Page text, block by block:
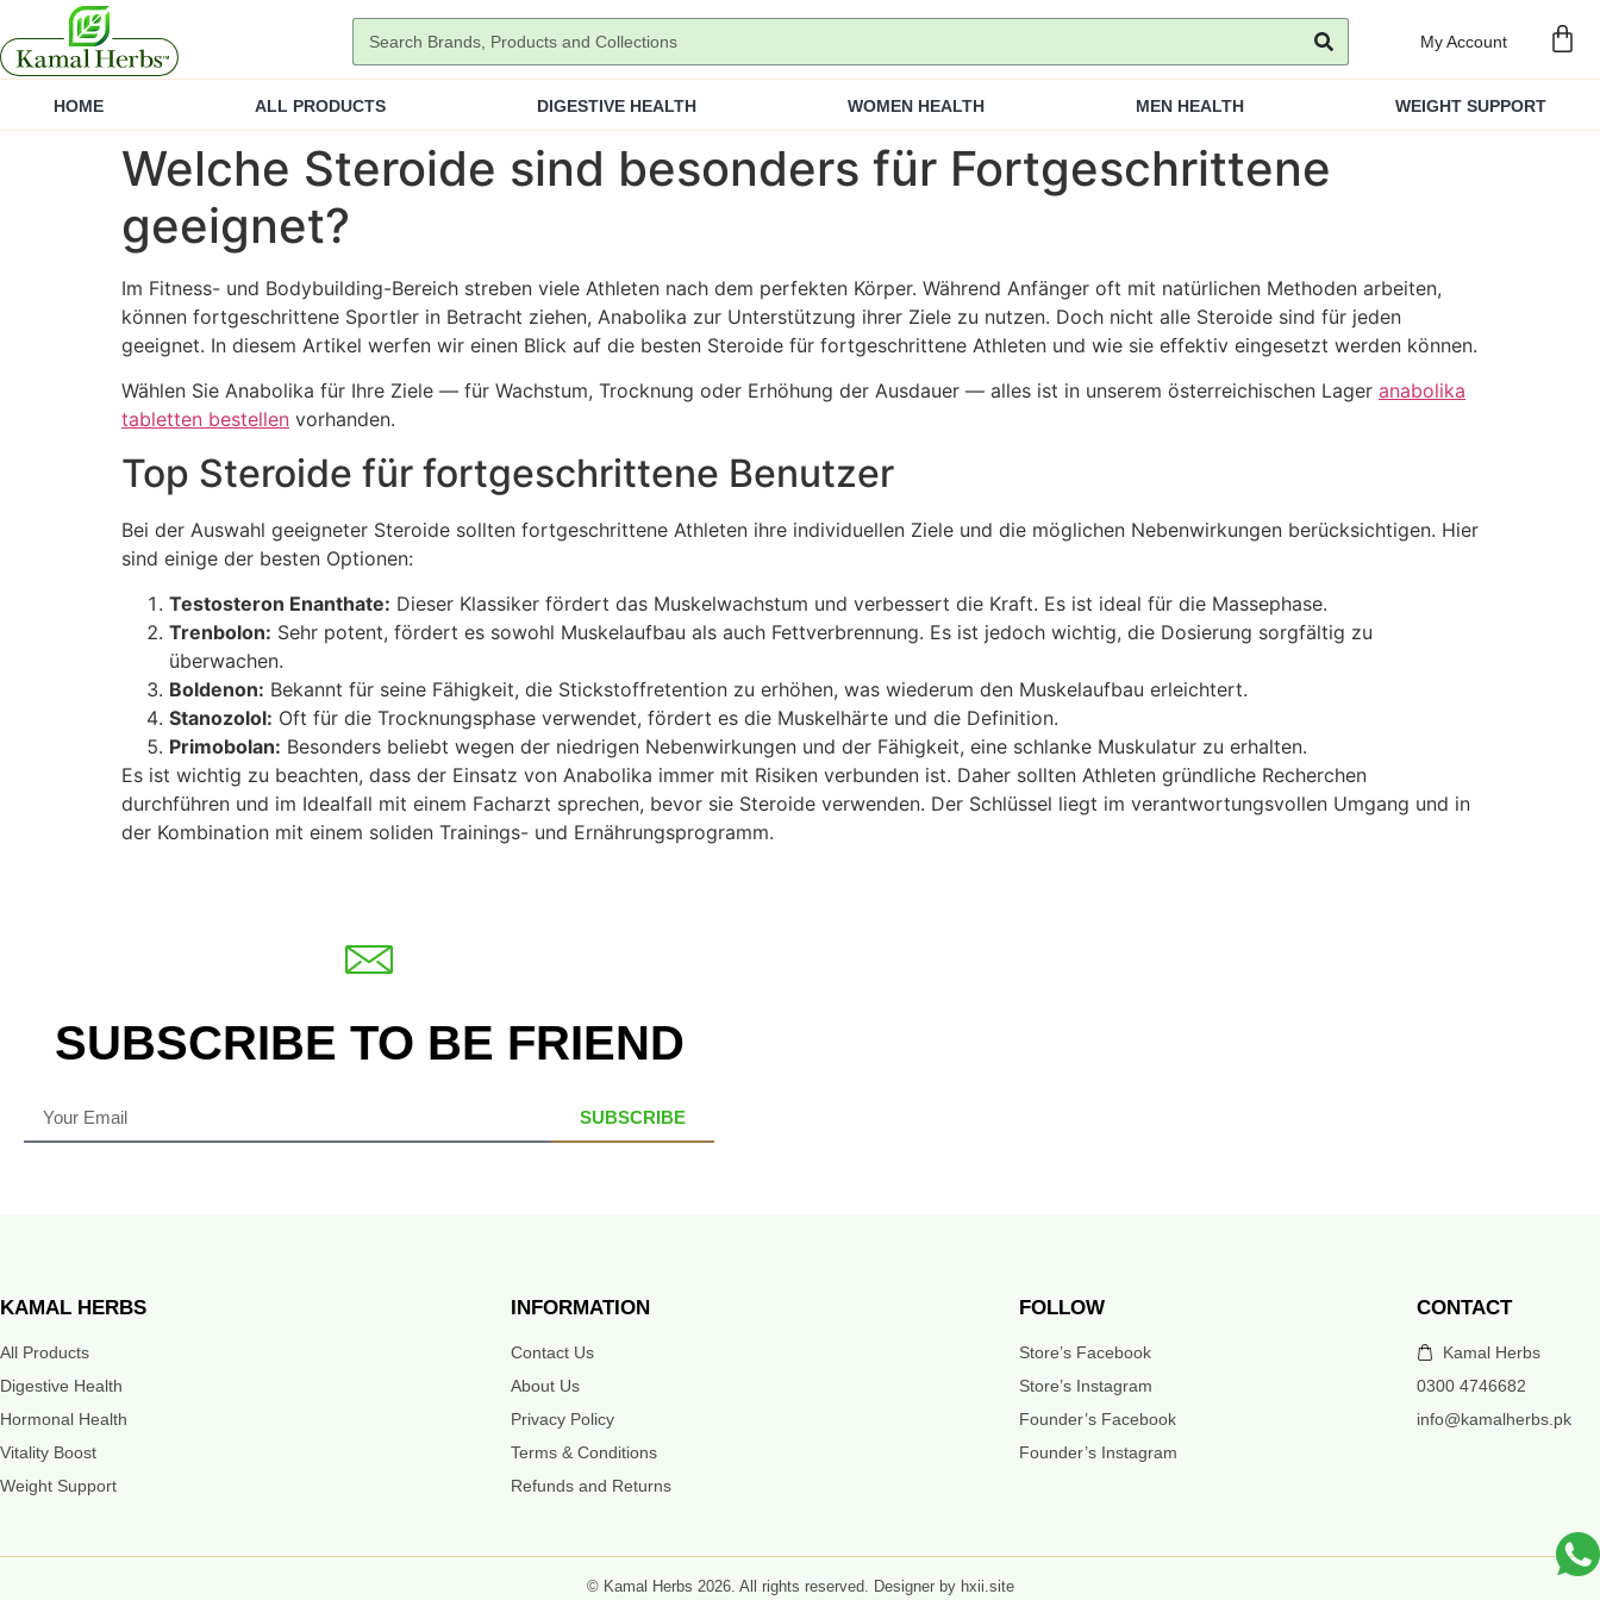
My Account
HOME ALL PRODUCTS DIGESTIVE HEALTH WOMEN HEALTH MEN HEALTH WEIGHT SUPPORT
Welche Steroide sind besonders für Fortgeschrittene
geeignet?
Im Fitness- und Bodybuilding-Bereich streben viele Athleten nach dem perfekten Körper. Während Anfänger oft mit natürlichen Methoden arbeiten,
können fortgeschrittene Sportler in Betracht ziehen, Anabolika zur Unterstützung ihrer Ziele zu nutzen. Doch nicht alle Steroide sind für jeden
geeignet. In diesem Artikel werfen wir einen Blick auf die besten Steroide für fortgeschrittene Athleten und wie sie effektiv eingesetzt werden können.
Wählen Sie Anabolika für Ihre Ziele — für Wachstum, Trocknung oder Erhöhung der Ausdauer — alles ist in unserem österreichischen Lager anabolika
tabletten bestellen vorhanden.
Top Steroide für fortgeschrittene Benutzer
Bei der Auswahl geeigneter Steroide sollten fortgeschrittene Athleten ihre individuellen Ziele und die möglichen Nebenwirkungen berücksichtigen. Hier
sind einige der besten Optionen:
Testosteron Enanthate: Dieser Klassiker fördert das Muskelwachstum und verbessert die Kraft. Es ist ideal für die Massephase.
Trenbolon: Sehr potent, fördert es sowohl Muskelaufbau als auch Fettverbrennung. Es ist jedoch wichtig, die Dosierung sorgfältig zu
überwachen.
Boldenon: Bekannt für seine Fähigkeit, die Stickstoffretention zu erhöhen, was wiederum den Muskelaufbau erleichtert.
Stanozolol: Oft für die Trocknungsphase verwendet, fördert es die Muskelhärte und die Definition.
Primobolan: Besonders beliebt wegen der niedrigen Nebenwirkungen und der Fähigkeit, eine schlanke Muskulatur zu erhalten.
Es ist wichtig zu beachten, dass der Einsatz von Anabolika immer mit Risiken verbunden ist. Daher sollten Athleten gründliche Recherchen
durchführen und im Idealfall mit einem Facharzt sprechen, bevor sie Steroide verwenden. Der Schlüssel liegt im verantwortungsvollen Umgang und in
der Kombination mit einem soliden Trainings- und Ernährungsprogramm.
SUBSCRIBE TO BE FRIEND
SUBSCRIBE
KAMAL HERBS
All Products
Digestive Health
Hormonal Health
Vitality Boost
Weight Support
INFORMATION
Contact Us
About Us
Privacy Policy
Terms & Conditions
Refunds and Returns
FOLLOW
Store’s Facebook
Store’s Instagram
Founder’s Facebook
Founder’s Instagram
CONTACT
Kamal Herbs
0300 4746682
info@kamalherbs.pk
© Kamal Herbs 2026. All rights reserved. Designer by hxii.site